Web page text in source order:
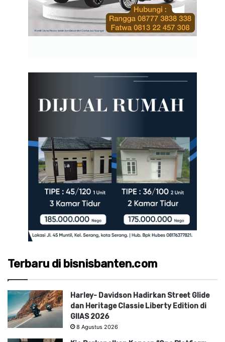
Terbaru di bisnisbanten.com
Harley- Davidson Hadirkan Street Glide
dan Heritage Classie Liberty Edition di
GIIAS 2026
8 Agustus 2026